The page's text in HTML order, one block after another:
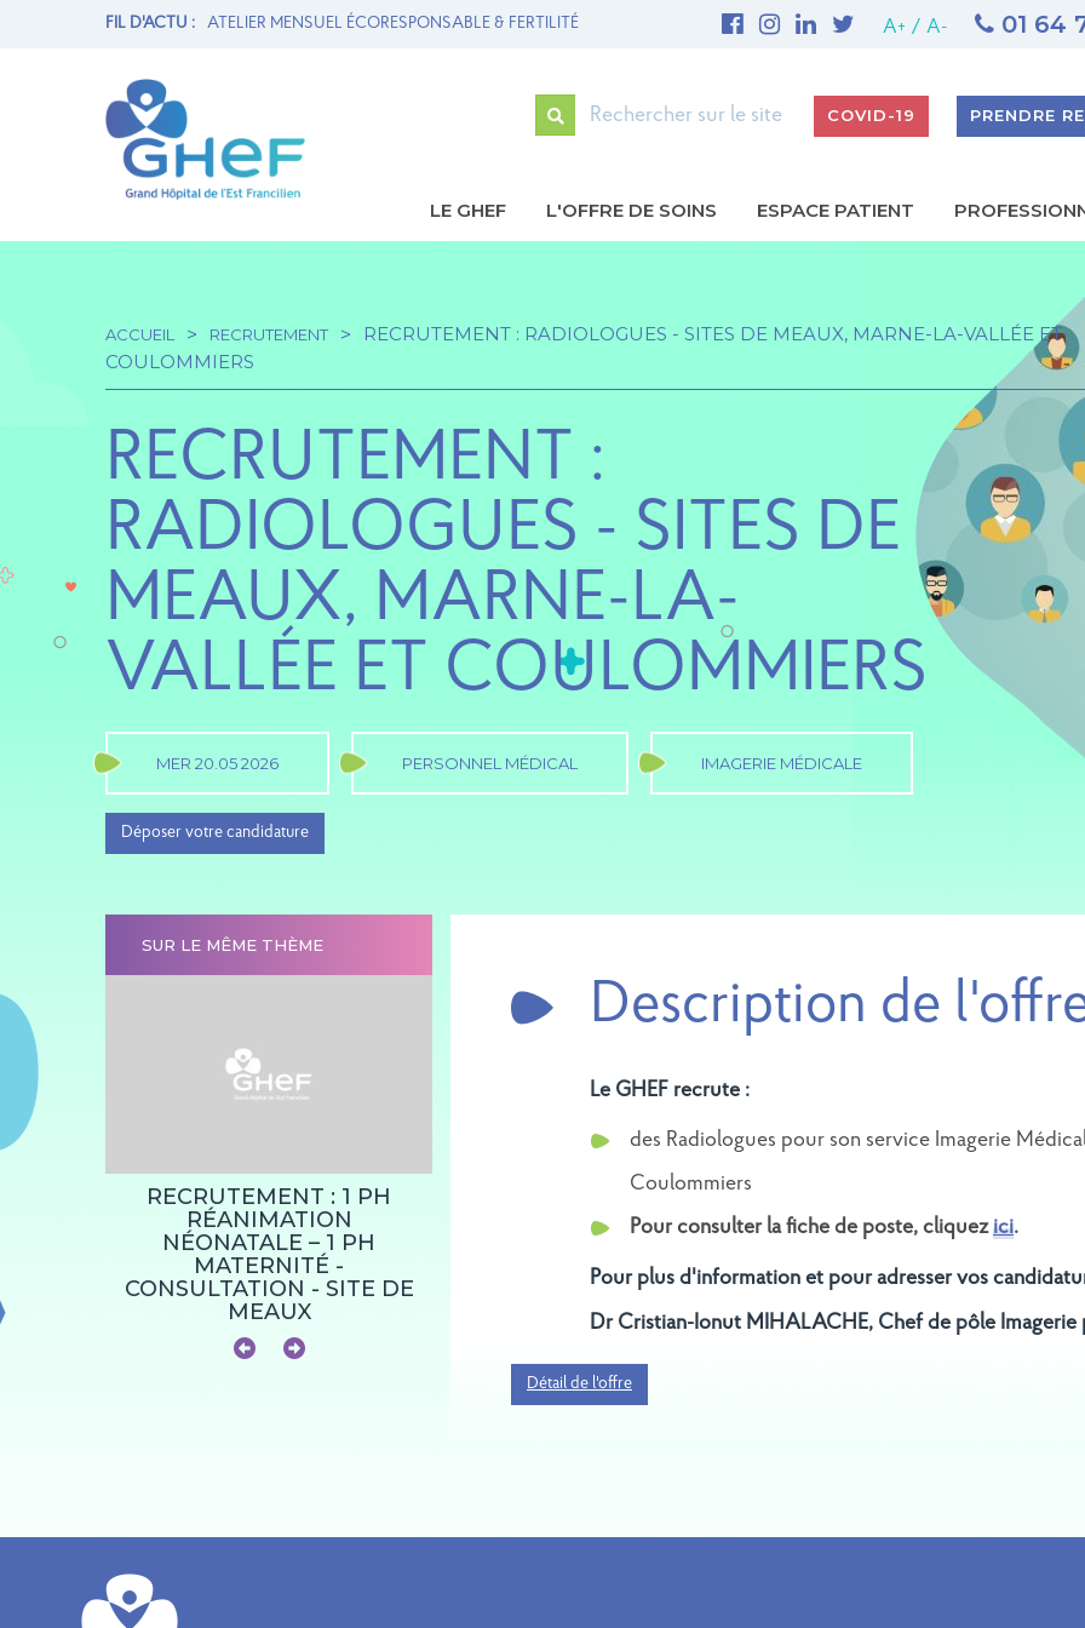
FIL D'ACTU :
MATERNITÉ ET ATELIER MENSUEL ÉCORESPONSABLE & FERTILITÉ 1ère THROMBECTOMIE MÉCANIQUE AU GHEF - Site de
A+ / A- 01 64
Rechercher
COVID-19 PRENDRE
Navigation
LE GHEF L'OFFRE DE SOINS ESPACE PATIENT
Fil
d'Ariane
ACCUEIL RECRUTEMENT
RECRUTEMENT : RADIOLOGUES - SITES DE MEAUX, MARNE-LA-VALLÉE ET
COULOMMIERS
RECRUTEMENT :
RADIOLOGUES - SITES DE
MEAUX, MARNE-LA-
VALLÉE ET COULOMMIERS
MER 20.05 2026 PERSONNEL MÉDICAL IMAGERIE MÉDICALE
Déposer votre candidature
Description de
Le GHEF recrute :
des Radiologues pour son service Imagerie
Coulommiers
Pour consulter la fiche de poste, cliquezici.
Pour plus d'information et pour adresser vos
Dr Cristian-Ionut MIHALACHE, Chef de pôle Imagerie
Détail de l'offre
SUR LE MÊME THÈME
RECRUTEMENT : 1 PH
RÉANIMATION
NÉONATALE – 1 PH
MATERNITÉ -
CONSULTATION - SITE DE
MEAUX
RECRUTEMENT : 1 PHC
ENDOCRINOLOGUE –
DIABÉTOLOGUE - SITE DE
MEAUX
MÉDECIN (PH – PHC –
CCA) - SITE DE MARNE-LA-
VALLÉE